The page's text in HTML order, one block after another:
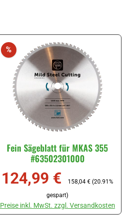
%Rabatt
Fein Sägeblatt für MKAS 355
#63502301000
Verkaufspreis:
124,99 € Regulärer Preis:
158,04 € (20.91%
gespart)
Preise inkl. MwSt. zzgl. Versandkosten
Produkt Anzahl: Gib den gewünschten